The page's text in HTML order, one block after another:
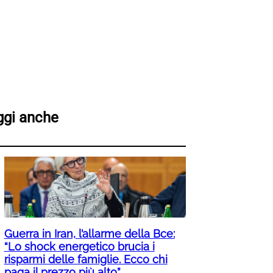
anche
Guerra in Iran, l’allarme della Bce:
“Lo shock energetico brucia i
risparmi delle famiglie. Ecco chi